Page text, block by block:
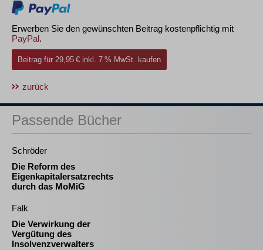
Erwerben Sie den gewünschten Beitrag kostenpflichtig mit
PayPal.
Beitrag für 29,95 € inkl. 7 % MwSt. kaufen
zurück
Passende Bücher
Schröder
Die Reform des
Eigenkapitalersatzrechts
durch das MoMiG
Falk
Die Verwirkung der
Vergütung des
Insolvenzverwalters